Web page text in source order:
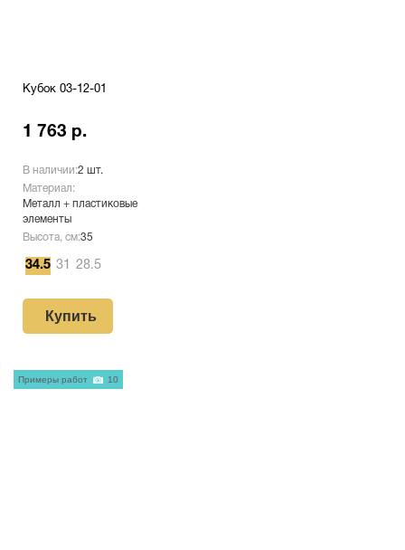
Кубок 03-12-01
1 763 р.
В наличии:2 шт.
Материал:
Металл + пластиковые
элементы
Высота, см:35
34.5 31 28.5
Купить
Примеры работ 10